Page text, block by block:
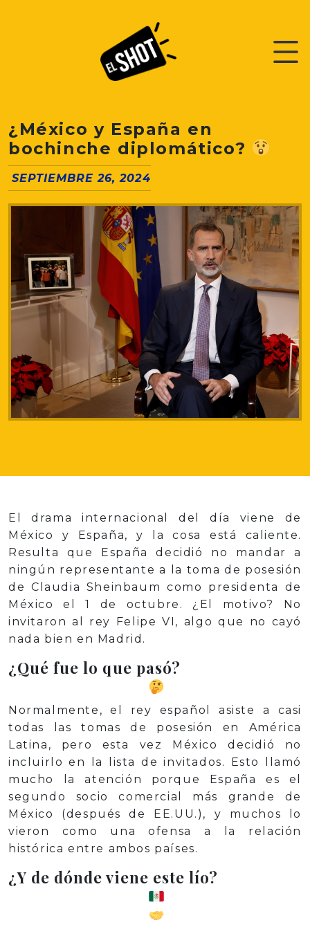
¿México y España en
bochinche diplomático?
SEPTIEMBRE 26, 2024
El drama internacional del día viene de
México y España, y la cosa está caliente.
Resulta que España decidió no mandar a
ningún representante a la toma de posesión
de Claudia Sheinbaum como presidenta de
México el 1 de octubre. ¿El motivo? No
invitaron al rey Felipe VI, algo que no cayó
nada bien en Madrid.
¿Qué fue lo que pasó?
Normalmente, el rey español asiste a casi
todas las tomas de posesión en América
Latina, pero esta vez México decidió no
incluirlo en la lista de invitados. Esto llamó
mucho la atención porque España es el
segundo socio comercial más grande de
México (después de EE.UU.), y muchos lo
vieron como una ofensa a la relación
histórica entre ambos países.
¿Y de dónde viene este lío?